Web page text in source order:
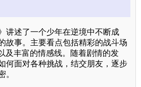
讲述了一个少年在逆境中不断成
故事。主要看点包括精彩的战斗场
及丰富的情感线。随着剧情的发
何面对各种挑战，结交朋友，逐步
。